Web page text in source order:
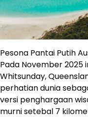
Pesona Pantai Putih
Pada November 2025
Whitsunday,
perhatian dunia
versi penghargaan
murni setebal 7